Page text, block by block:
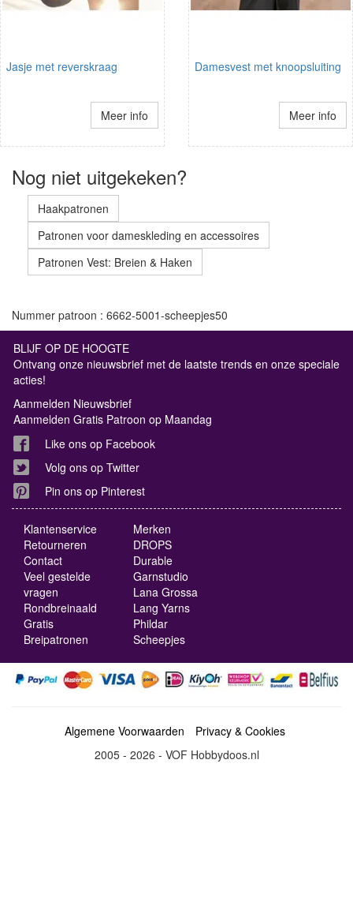
Jasje met reverskraag
Meer info
Damesvest met knoopsluiting
Meer info
Nog niet uitgekeken?
Haakpatronen
Patronen voor dameskleding en accessoires
Patronen Vest: Breien & Haken
Nummer patroon : 6662-5001-scheepjes50
BLIJF OP DE HOOGTE
Ontvang onze nieuwsbrief met de laatste trends en onze speciale
acties!
Aanmelden Nieuwsbrief
Aanmelden Gratis Patroon op Maandag
Like ons op Facebook
Volg ons op Twitter
Pin ons op Pinterest
Klantenservice
Retourneren
Contact
Veel gestelde
vragen
Rondbreinaald
Gratis
Breipatronen
Merken
DROPS
Durable
Garnstudio
Lana Grossa
Lang Yarns
Phildar
Scheepjes
Algemene Voorwaarden
Privacy & Cookies
2005 - 2026 - VOF Hobbydoos.nl